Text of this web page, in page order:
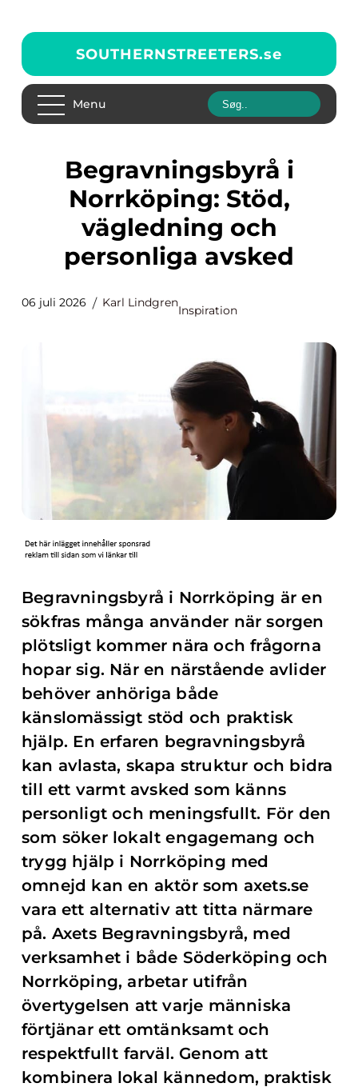
SOUTHERNSTREETERS.se
Menu
Begravningsbyrå i
Norrköping: Stöd,
vägledning och
personliga avsked
06 juli 2026 Karl Lindgren
Inspiration
Begravningsbyrå i Norrköping är en
sökfras många använder när sorgen
plötsligt kommer nära och frågorna
hopar sig. När en närstående avlider
behöver anhöriga både
känslomässigt stöd och praktisk
hjälp. En erfaren begravningsbyrå
kan avlasta, skapa struktur och bidra
till ett varmt avsked som känns
personligt och meningsfullt. För den
som söker lokalt engagemang och
trygg hjälp i Norrköping med
omnejd kan en aktör som axets.se
vara ett alternativ att titta närmare
på. Axets Begravningsbyrå, med
verksamhet i både Söderköping och
Norrköping, arbetar utifrån
övertygelsen att varje människa
förtjänar ett omtänksamt och
respektfullt farväl. Genom att
kombinera lokal kännedom, praktisk